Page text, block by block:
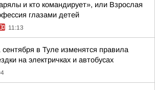
и кто командирует», или Взрослая
глазами детей
11:13
в Туле изменятся правила
на электричках и автобусах